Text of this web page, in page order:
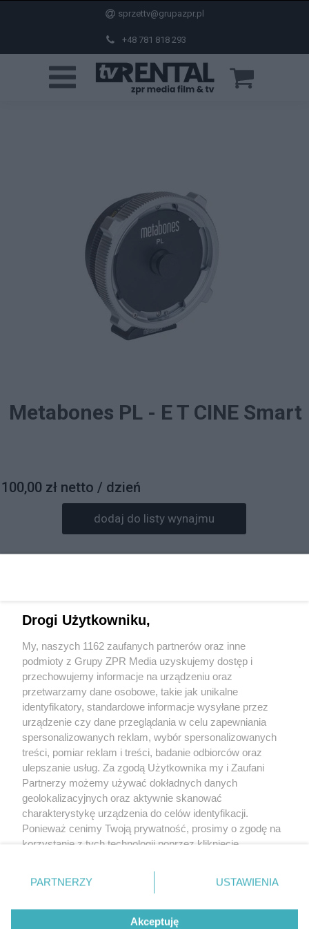
+48 781 818 293
sprzettv@grupazpr.pl
dodaj do listy wynajmu
Metabones PL - E T CINE Smart
100,00 zł netto / dzień
03-994 Warszawa
sprzettv@grupazpr.pl
+48 781 818
293
Drogi Użytkowniku,
My, naszych 1162 zaufanych partnerów oraz inne
podmioty z Grupy ZPR Media uzyskujemy dostęp i
przechowujemy informacje na urządzeniu oraz
przetwarzamy dane osobowe, takie jak unikalne
identyfikatory, standardowe informacje wysyłane przez
urządzenie czy dane przeglądania w celu zapewniania
spersonalizowanych reklam, wybór spersonalizowanych
treści, pomiar reklam i treści, badanie odbiorców oraz
ulepszanie usług. Za zgodą Użytkownika my i Zaufani
Partnerzy możemy używać dokładnych danych
geolokalizacyjnych oraz aktywnie skanować
charakterystykę urządzenia do celów identyfikacji.
Ponieważ cenimy Twoją prywatność, prosimy o zgodę na
korzystanie z tych technologii poprzez kliknięcie
zmienić/wycofać klikając przycisk ustawień prywatności
znajdujący się w lewym dolnym rogu strony
rodzaje przetwarzania danych nie wymagają zgody
użytkownika, ale masz prawo sprzeciwić się takiemu
PARTNERZY USTAWIENIA
Akceptuję